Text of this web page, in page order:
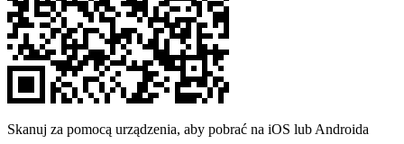
Skanuj za pomocą urządzenia, aby pobrać na iOS lub Androida